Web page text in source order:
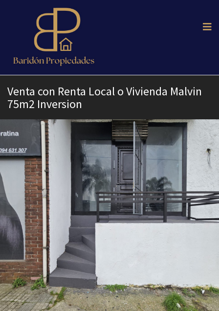
Venta con Renta Local o Vivienda Malvin
75m2 Inversion